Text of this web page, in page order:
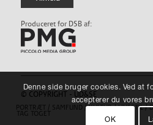
Produceret for DSB af:
© COPYRIGHT - UD&SE
PORTRÆT
SAMFUND KULTUR LIVSSTIL
TAG TOGET
Denne side bruger cookies. Ved at
accepterer du vores
OK